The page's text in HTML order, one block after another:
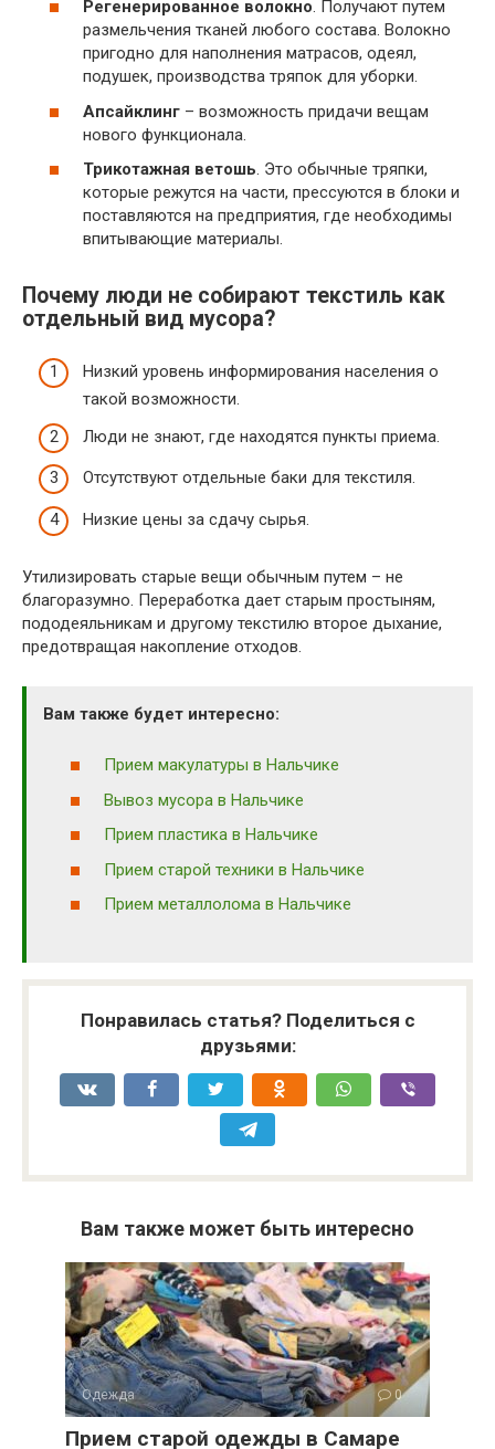
Регенерированное волокно. Получают путем
размельчения тканей любого состава. Волокно
пригодно для наполнения матрасов, одеял,
подушек, производства тряпок для уборки.
Апсайклинг – возможность придачи вещам
нового функционала.
Трикотажная ветошь. Это обычные тряпки,
которые режутся на части, прессуются в блоки и
поставляются на предприятия, где необходимы
впитывающие материалы.
Почему люди не собирают текстиль как
отдельный вид мусора?
Низкий уровень информирования населения о
такой возможности.
Люди не знают, где находятся пункты приема.
Отсутствуют отдельные баки для текстиля.
Низкие цены за сдачу сырья.
Утилизировать старые вещи обычным путем – не
благоразумно. Переработка дает старым простыням,
пододеяльникам и другому текстилю второе дыхание,
предотвращая накопление отходов.
Вам также будет интересно:
Прием макулатуры в Нальчике
Вывоз мусора в Нальчике
Прием пластика в Нальчике
Прием старой техники в Нальчике
Прием металлолома в Нальчике
Понравилась статья? Поделиться с
друзьями:
Вам также может быть интересно
Одежда 0
Прием старой одежды в Самаре